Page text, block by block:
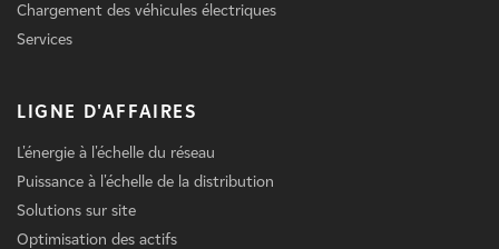
Chargement des véhicules électriques
Services
LIGNE D'AFFAIRES
L'énergie à l'échelle du réseau
Puissance à l'échelle de la distribution
Solutions sur site
Optimisation des actifs